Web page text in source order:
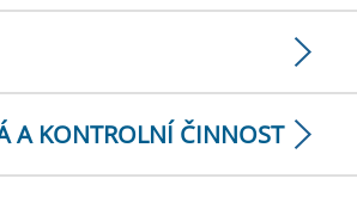
A KONTROLNÍ ČINNOST